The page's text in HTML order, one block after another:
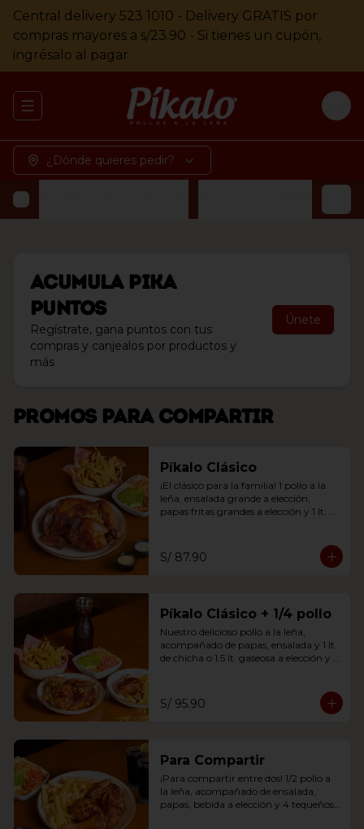
Central delivery 523 1010 - Delivery GRATIS por
compras mayores a s/23.90 - Si tienes un cupón,
ingrésalo al pagar
Abrir menu de navegación
¿Dónde quieres pedir?
Acumula Pika
Puntos
Regístrate, gana puntos con tus
compras y canjealos por productos y
más
Únete
Promos para compartir
Píkalo Clásico
¡El clásico para la familia! 1 pollo a la
leña, ensalada grande a elección,
papas fritas grandes a elección y 1 lt.
S/ 87.90
Píkalo Clásico + 1/4 pollo
Nuestro delicioso pollo a la leña,
acompañado de papas, ensalada y 1 lt.
de chicha o 1.5 lt. gaseosa a elección y
S/ 95.90
Para Compartir
¡Para compartir entre dos! 1/2 pollo a
la leña, acompañado de ensalada,
papas, bebida a elección y 4 tequeños